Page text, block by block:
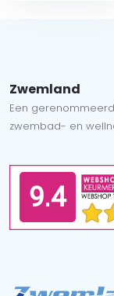
Zwemland
Een
zwembad- en